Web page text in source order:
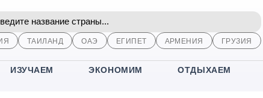
ТАИЛАНД ОАЭ ЕГИПЕТ АРМЕНИЯ ГРУЗИЯ
ИЗУЧАЕМ ЭКОНОМИМ ОТДЫХАЕМ